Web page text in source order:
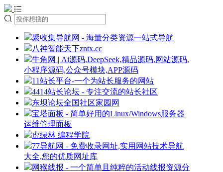
聚收集导航网 - 海量分类资源一站式导航
八神智能天下zntx.cc
牛角网 | Ai源码,DeepSeek,精品源码,网站源码,
小程序源码,公众号模块,APP源码
11站长平台-一个为站长服务的网站
4414站长论坛 - 专注交流的站长社区
东坝论坛全国社区家园网
宝塔面板 - 简单好用的Linux/Windows服务器
运维管理面板
虎绿林 编程学院
77导航网 - 免费收录网址,实用网站技术导航
大全,您的优质网址库
网猴线报 - 一个简单且纯粹的活动线报资源分